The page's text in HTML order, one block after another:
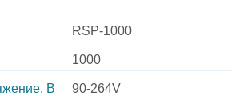
RSP-1000
1000
В 90-264V